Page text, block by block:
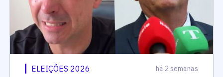
ELEIÇÕES 2026 há 2 semanas